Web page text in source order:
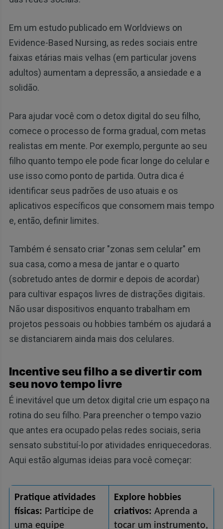
Em um estudo publicado em Worldviews on
Evidence-Based Nursing, as redes sociais entre
faixas etárias mais velhas (em particular jovens
adultos) aumentam a depressão, a ansiedade e a
solidão.
Para ajudar você com o detox digital do seu filho,
comece o processo de forma gradual, com metas
realistas em mente. Por exemplo, pergunte ao seu
filho quanto tempo ele pode ficar longe do celular e
use isso como ponto de partida. Outra dica é
identificar seus padrões de uso atuais e os
aplicativos específicos que consomem mais tempo
e, então, definir limites.
Também é sensato criar "zonas sem celular" em
sua casa, como a mesa de jantar e o quarto
(sobretudo antes de dormir e depois de acordar)
para cultivar espaços livres de distrações digitais.
Não usar dispositivos enquanto trabalham em
projetos pessoais ou hobbies também os ajudará a
se distanciarem ainda mais dos celulares.
Incentive seu filho a se divertir com
seu novo tempo livre
É inevitável que um detox digital crie um espaço na
rotina do seu filho. Para preencher o tempo vazio
que antes era ocupado pelas redes sociais, seria
sensato substituí-lo por atividades enriquecedoras.
Aqui estão algumas ideias para você começar:
Pratique atividades
físicas: Participe de
uma equipe
Explore hobbies
criativos: Aprenda a
tocar um instrumento,